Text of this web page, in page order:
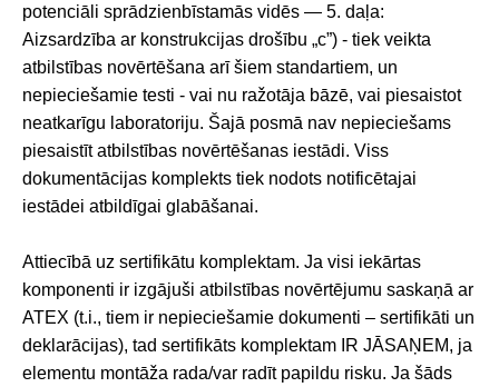
potenciāli sprādzienbīstamās vidēs — 5. daļa:
Aizsardzība ar konstrukcijas drošību „c”) - tiek veikta
atbilstības novērtēšana arī šiem standartiem, un
nepieciešamie testi - vai nu ražotāja bāzē, vai piesaistot
neatkarīgu laboratoriju. Šajā posmā nav nepieciešams
piesaistīt atbilstības novērtēšanas iestādi. Viss
dokumentācijas komplekts tiek nodots notificētajai
iestādei atbildīgai glabāšanai.
Attiecībā uz sertifikātu komplektam. Ja visi iekārtas
komponenti ir izgājuši atbilstības novērtējumu saskaņā ar
ATEX (t.i., tiem ir nepieciešamie dokumenti – sertifikāti un
deklarācijas), tad sertifikāts komplektam IR JĀSAŅEM, ja
elementu montāža rada/var radīt papildu risku. Ja šāds